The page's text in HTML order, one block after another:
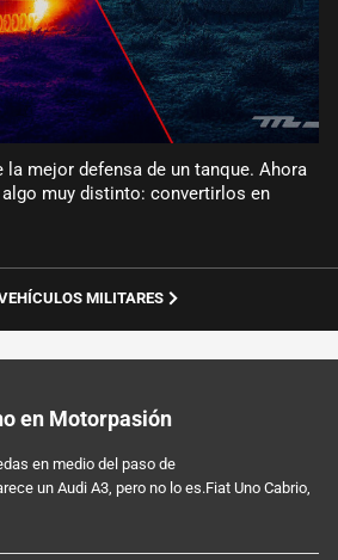
la mejor defensa de un tanque. Ahora
muy distinto: convertirlos en
MILITARES
en Motorpasión
en medio del paso de
un Audi A3, pero no lo es.Fiat Uno Cabrio,